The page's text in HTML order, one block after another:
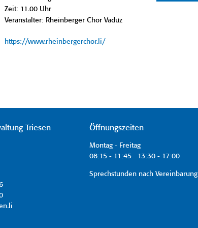
Zeit: 11.00 Uhr
Veranstalter: Rheinberger Chor Vaduz
https://www.rheinbergerchor.li/
Triesen Öffnungszeiten
Montag - Freitag
08:15 - 11:45 13:30 - 17:00
Sprechstunden nach Vereinbarung